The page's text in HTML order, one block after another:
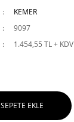
KEMER
9097
1.454,55 TL + KDV
SEPETE EKLE